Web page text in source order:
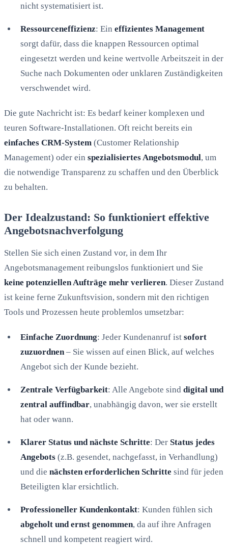
nicht systematisiert ist.
Ressourceneffizienz: Ein effizientes Management
sorgt dafür, dass die knappen Ressourcen optimal
eingesetzt werden und keine wertvolle Arbeitszeit in der
Suche nach Dokumenten oder unklaren Zuständigkeiten
verschwendet wird.
Die gute Nachricht ist: Es bedarf keiner komplexen und
teuren Software-Installationen. Oft reicht bereits ein
einfaches CRM-System (Customer Relationship
Management) oder ein spezialisiertes Angebotsmodul, um
die notwendige Transparenz zu schaffen und den Überblick
zu behalten.
Der Idealzustand: So funktioniert effektive
Angebotsnachverfolgung
Stellen Sie sich einen Zustand vor, in dem Ihr
Angebotsmanagement reibungslos funktioniert und Sie
keine potenziellen Aufträge mehr verlieren. Dieser Zustand
ist keine ferne Zukunftsvision, sondern mit den richtigen
Tools und Prozessen heute problemlos umsetzbar:
Einfache Zuordnung: Jeder Kundenanruf ist sofort
zuzuordnen– Sie wissen auf einen Blick, auf welches
Angebot sich der Kunde bezieht.
Zentrale Verfügbarkeit: Alle Angebote sind digital und
zentral auffindbar, unabhängig davon, wer sie erstellt
hat oder wann.
Klarer Status und nächste Schritte: Der Status jedes
Angebots (z.B. gesendet, nachgefasst, in Verhandlung)
und die nächsten erforderlichen Schritte sind für jeden
Beteiligten klar ersichtlich.
Professioneller Kundenkontakt: Kunden fühlen sich
abgeholt und ernst genommen, da auf ihre Anfragen
schnell und kompetent reagiert wird.